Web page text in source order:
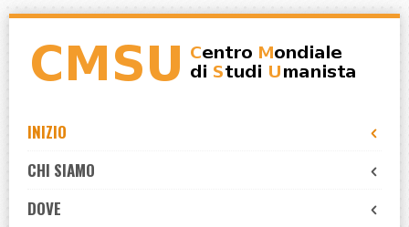
navigation
content
INIZIO
CHI SIAMO
DOVE